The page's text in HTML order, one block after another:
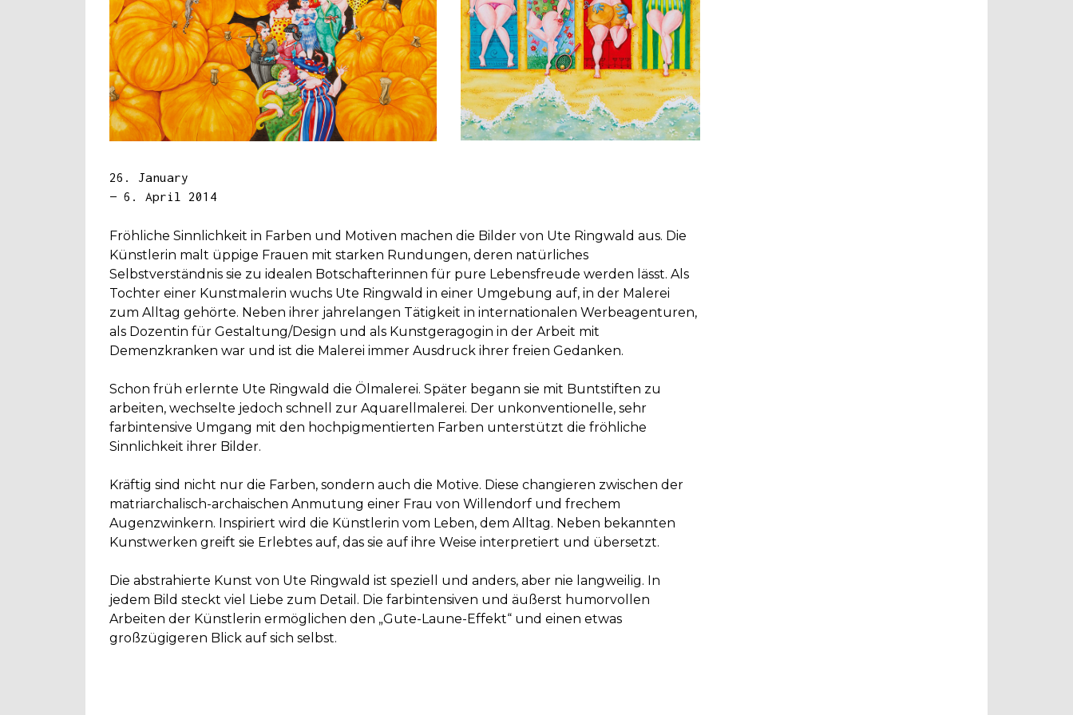
26. January
— 6. April 2014
Fröhliche Sinnlichkeit in Farben und Motiven machen die Bilder von Ute Ringwald aus. Die
Künstlerin malt üppige Frauen mit starken Rundungen, deren natürliches
Selbstverständnis sie zu idealen Botschafterinnen für pure Lebensfreude werden lässt. Als
Tochter einer Kunstmalerin wuchs Ute Ringwald in einer Umgebung auf, in der Malerei
zum Alltag gehörte. Neben ihrer jahrelangen Tätigkeit in internationalen Werbeagenturen,
als Dozentin für Gestaltung/Design und als Kunstgeragogin in der Arbeit mit
Demenzkranken war und ist die Malerei immer Ausdruck ihrer freien Gedanken.
Schon früh erlernte Ute Ringwald die Ölmalerei. Später begann sie mit Buntstiften zu
arbeiten, wechselte jedoch schnell zur Aquarellmalerei. Der unkonventionelle, sehr
farbintensive Umgang mit den hochpigmentierten Farben unterstützt die fröhliche
Sinnlichkeit ihrer Bilder.
Kräftig sind nicht nur die Farben, sondern auch die Motive. Diese changieren zwischen der
matriarchalisch-archaischen Anmutung einer Frau von Willendorf und frechem
Augenzwinkern. Inspiriert wird die Künstlerin vom Leben, dem Alltag. Neben bekannten
Kunstwerken greift sie Erlebtes auf, das sie auf ihre Weise interpretiert und übersetzt.
Die abstrahierte Kunst von Ute Ringwald ist speziell und anders, aber nie langweilig. In
jedem Bild steckt viel Liebe zum Detail. Die farbintensiven und äußerst humorvollen
Arbeiten der Künstlerin ermöglichen den „Gute-Laune-Effekt“ und einen etwas
großzügigeren Blick auf sich selbst.